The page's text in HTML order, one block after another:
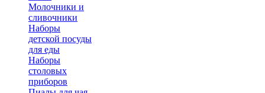
Молочники и
сливочники
Наборы
детской посуды
для еды
Наборы
столовых
приборов